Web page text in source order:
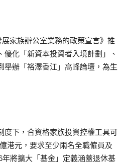
家族辦公室業務的政策宣言》推
優化「新資本投資者入境計劃」、
舉辦「裕澤香江」高峰論壇，為生
度下，合資格家族投資控權工具可
港元，要求至少兩名全職僱員及
年將擴大「基金」定義涵蓋退休基